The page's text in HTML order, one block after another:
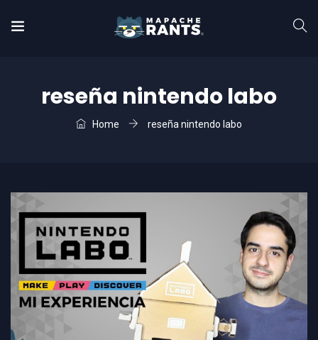
reseña nintendo labo
Home reseña nintendo labo